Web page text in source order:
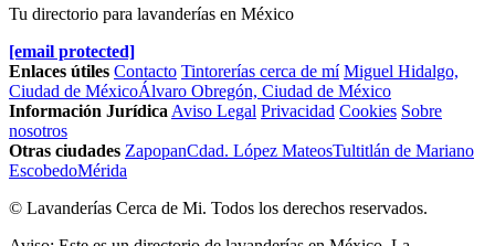
Tu directorio para lavanderías en México
[email protected]
Enlaces útiles Contacto Tintorerías cerca de mí Miguel Hidalgo,
Ciudad de MéxicoÁlvaro Obregón, Ciudad de México
Información Jurídica Aviso Legal Privacidad Cookies Sobre
nosotros
Otras ciudades ZapopanCdad. López MateosTultitlán de Mariano
EscobedoMérida
© Lavanderías Cerca de Mi. Todos los derechos reservados.